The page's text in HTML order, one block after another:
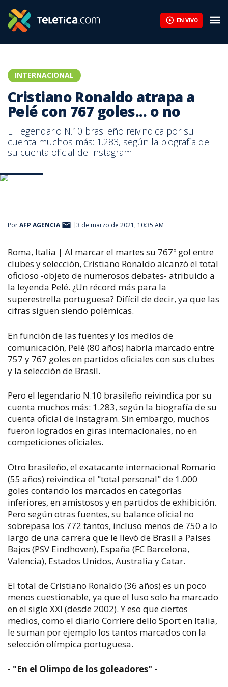
EN VIVO
INTERNACIONAL
Cristiano Ronaldo atrapa a
Pelé con 767 goles... o no
El legendario N.10 brasileño reivindica por su
cuenta muchos más: 1.283, según la biografía de
su cuenta oficial de Instagram
PorAFP AGENCIA 3 de marzo de 2021, 10:35 AM
Roma, Italia | Al marcar el martes su 767º gol entre
clubes y selección, Cristiano Ronaldo alcanzó el total
oficioso -objeto de numerosos debates- atribuido a
la leyenda Pelé. ¿Un récord más para la
superestrella portuguesa? Difícil de decir, ya que las
cifras siguen siendo polémicas.
En función de las fuentes y los medios de
comunicación, Pelé (80 años) habría marcado entre
757 y 767 goles en partidos oficiales con sus clubes
y la selección de Brasil.
Pero el legendario N.10 brasileño reivindica por su
cuenta muchos más: 1.283, según la biografía de su
cuenta oficial de Instagram. Sin embargo, muchos
fueron logrados en giras internacionales, no en
competiciones oficiales.
Otro brasileño, el exatacante internacional Romario
(55 años) reivindica el "total personal" de 1.000
goles contando los marcados en categorías
inferiores, en amistosos y en partidos de exhibición.
Pero según otras fuentes, su balance oficial no
sobrepasa los 772 tantos, incluso menos de 750 a lo
largo de una carrera que le llevó de Brasil a Países
Bajos (PSV Eindhoven), España (FC Barcelona,
Valencia), Estados Unidos, Australia y Catar.
El total de Cristiano Ronaldo (36 años) es un poco
menos cuestionable, ya que el luso solo ha marcado
en el siglo XXI (desde 2002). Y eso que ciertos
medios, como el diario Corriere dello Sport en Italia,
le suman por ejemplo los tantos marcados con la
selección olímpica portuguesa.
- "En el Olimpo de los goleadores" -